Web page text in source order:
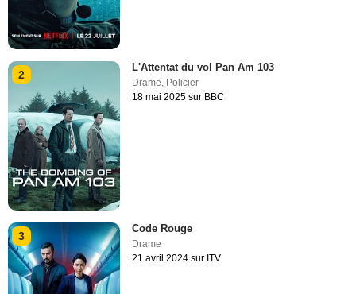
2
L'Attentat du vol Pan Am 103
Drame Policier
18 mai 2025 sur BBC
3
Code Rouge
Drame
21 avril 2024 sur ITV